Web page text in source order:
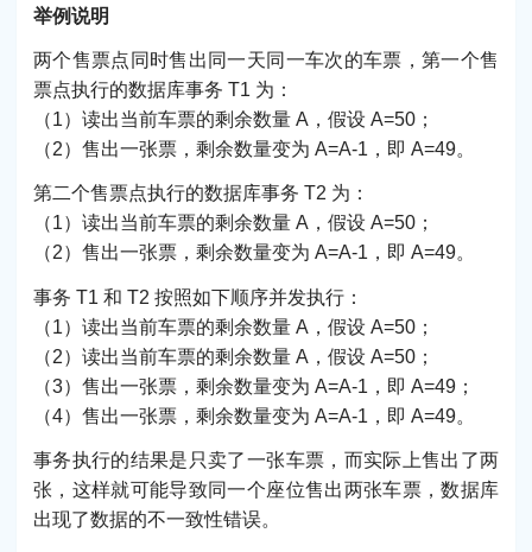
举例说明
两个售票点同时售出同一天同一车次的车票，第一个售
票点执行的数据库事务 T1 为：
（1）读出当前车票的剩余数量 A，假设 A=50；
（2）售出一张票，剩余数量变为 A=A-1，即 A=49。
第二个售票点执行的数据库事务 T2 为：
（1）读出当前车票的剩余数量 A，假设 A=50；
（2）售出一张票，剩余数量变为 A=A-1，即 A=49。
事务 T1 和 T2 按照如下顺序并发执行：
（1）读出当前车票的剩余数量 A，假设 A=50；
（2）读出当前车票的剩余数量 A，假设 A=50；
（3）售出一张票，剩余数量变为 A=A-1，即 A=49；
（4）售出一张票，剩余数量变为 A=A-1，即 A=49。
事务执行的结果是只卖了一张车票，而实际上售出了两
张，这样就可能导致同一个座位售出两张车票，数据库
出现了数据的不一致性错误。